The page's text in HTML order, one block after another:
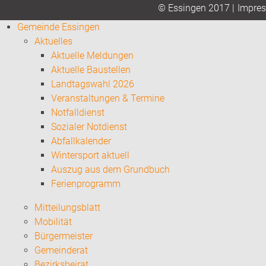
© Essingen 2017 |
Gemeinde Essingen
Aktuelles
Aktuelle Meldungen
Aktuelle Baustellen
Landtagswahl 2026
Veranstaltungen & Termine
Notfalldienst
Sozialer Notdienst
Abfallkalender
Wintersport aktuell
Auszug aus dem Grundbuch
Ferienprogramm
Mitteilungsblatt
Mobilität
Bürgermeister
Gemeinderat